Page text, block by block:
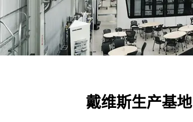
戴维斯生产基地